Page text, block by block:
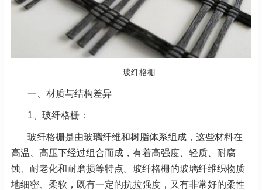
玻纤格栅
一、材质与结构差异
1、玻纤格栅：
玻纤格栅是由玻璃纤维和树脂体系组成，这些材料在
高温、高压下经过组合而成，有着高强度、轻质、耐腐
蚀、耐老化和耐磨损等特点。玻纤格栅的玻璃纤维织物质
地细密、柔软，既有一定的抗拉强度，又有非常好的柔性